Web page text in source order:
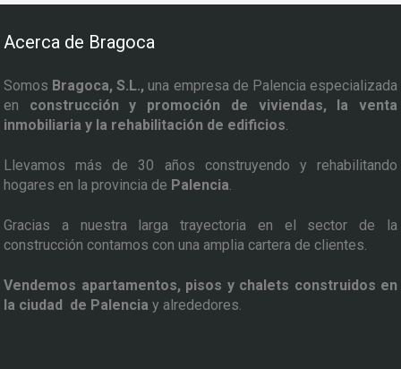
Acerca de Bragoca
Somos Bragoca, S.L.,una empresa de Palencia especializada
en construcción y promoción de viviendas, la venta
inmobiliaria y la rehabilitación de edificios.
Llevamos más de 30 años construyendo y rehabilitando
hogares en la provincia de Palencia.
Gracias a nuestra larga trayectoria en el sector de la
construcción contamos con una amplia cartera de clientes.
Vendemos apartamentos, pisos y chalets construidos en
la ciudad de Palencia y alrededores.